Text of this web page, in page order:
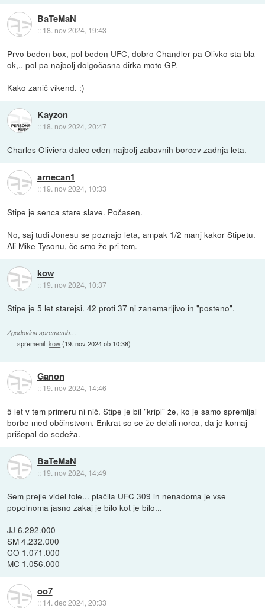
BaTeMaN
:: 18. nov 2024, 19:43
Prvo beden box, pol beden UFC, dobro Chandler pa Olivko sta bla
ok,.. pol pa najbolj dolgočasna dirka moto GP.
Kako zanič vikend. :)
Kayzon
:: 18. nov 2024, 20:47
Charles Oliviera dalec eden najbolj zabavnih borcev zadnja leta.
arnecan1
:: 19. nov 2024, 10:33
Stipe je senca stare slave. Počasen.
No, saj tudi Jonesu se poznajo leta, ampak 1/2 manj kakor Stipetu.
Ali Mike Tysonu, če smo že pri tem.
kow
:: 19. nov 2024, 10:37
Stipe je 5 let starejsi. 42 proti 37 ni zanemarljivo in "posteno".
Zgodovina sprememb…
spremenil:kow(19. nov 2024 ob 10:38)
Ganon
:: 19. nov 2024, 14:46
5 let v tem primeru ni nič. Stipe je bil "kripl" že, ko je samo spremljal
borbe med občinstvom. Enkrat so se že delali norca, da je komaj
prišepal do sedeža.
BaTeMaN
:: 19. nov 2024, 14:49
Sem prejle videl tole... plačila UFC 309 in nenadoma je vse
popolnoma jasno zakaj je bilo kot je bilo...
JJ 6.292.000
SM 4.232.000
CO 1.071.000
MC 1.056.000
oo7
:: 14. dec 2024, 20:33